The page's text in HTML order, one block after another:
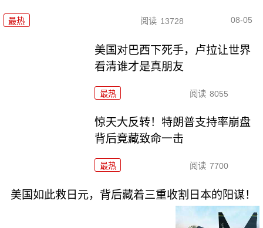
最热 阅读 13728 08-05
美国对巴西下死手，卢拉让世界
看清谁才是真朋友
最热 阅读 8055
惊天大反转！特朗普支持率崩盘
背后竟藏致命一击
最热 阅读 7700
美国如此救日元，背后藏着三重收割日本的阳谋！